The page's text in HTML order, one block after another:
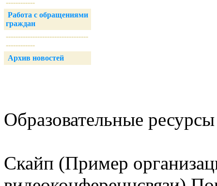
------------
Работа с обращениями
граждан
----------------------------------
------------
Архив новостей
Образовательные
Скайп (Пример